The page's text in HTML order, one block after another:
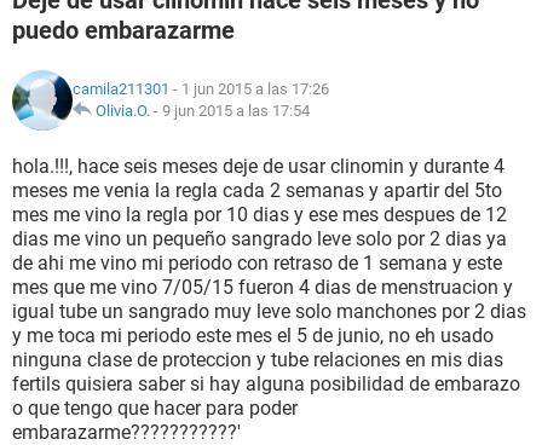
FAMILIA
NUTRICIÓN
SEXUALIDAD
GLOSARIO
puedo embarazarme
camila211301 - 1 jun 2015 a las 17:26
Olivia.O. - 9 jun 2015 a las 17:54
hola.!!!, hace seis meses deje de usar clinomin y durante 4
meses me venia la regla cada 2 semanas y apartir del 5to
mes me vino la regla por 10 dias y ese mes despues de 12
dias me vino un pequeño sangrado leve solo por 2 dias ya
de ahi me vino mi periodo con retraso de 1 semana y este
mes que me vino 7/05/15 fueron 4 dias de menstruacion y
igual tube un sangrado muy leve solo manchones por 2 dias
y me toca mi periodo este mes el 5 de junio, no eh usado
ninguna clase de proteccion y tube relaciones en mis dias
fertils quisiera saber si hay alguna posibilidad de embarazo
o que tengo que hacer para poder
embarazarme???????????'